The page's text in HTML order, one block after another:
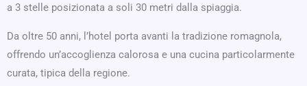
a 3 stelle posizionata a soli 30 metri dalla spiaggia.
Da oltre 50 anni, l’hotel porta avanti la tradizione romagnola,
offrendo un’accoglienza calorosa e una cucina particolarmente
curata, tipica della regione.